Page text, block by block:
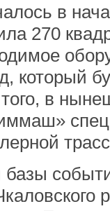
в
270
который
в